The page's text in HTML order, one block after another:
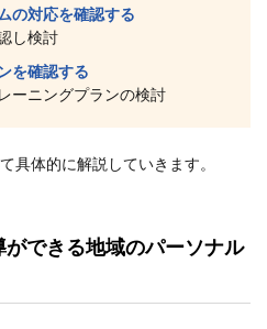
の対応を確認する
し検討
を確認する
ーニングプランの検討
具体的に解説していきます。
できる地域のパーソナル